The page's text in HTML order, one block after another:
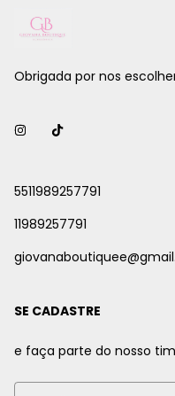
Obrigada por nos
5511989257791
11989257791
SE CADASTRE
e faça parte do nosso